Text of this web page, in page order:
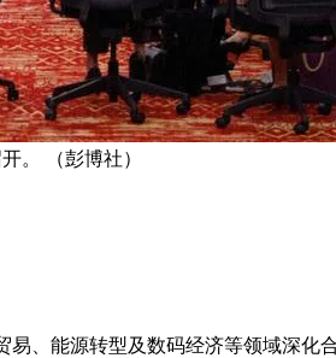
。 （彭博社）
、能源转型及数码经济等领域深